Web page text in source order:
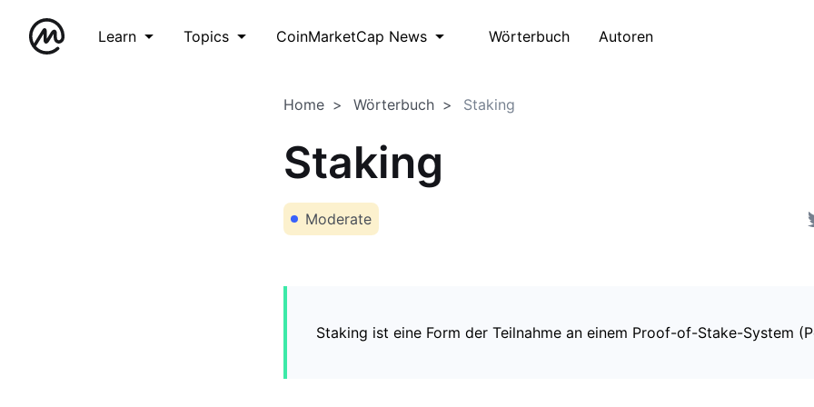
Learn Topics CoinMarketCap News Wörterbuch Autoren
Home Wörterbuch Staking
Staking
Moderate
Staking ist eine Form der Teilnahme an einem Proof-of-Stake-System